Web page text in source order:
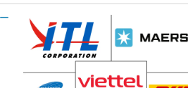
。再利用にはCC BY 4.0の表示が必要です